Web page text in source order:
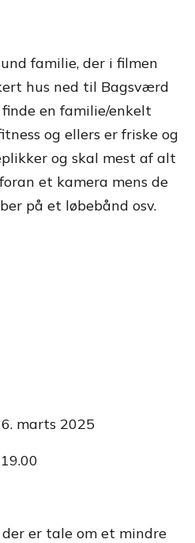
familie, der i filmen
hus ned til Bagsværd
en familie/enkelt
og ellers er friske og
og skal mest af alt
et kamera mens de
på et løbebånd osv.
marts 2025
er tale om et mindre